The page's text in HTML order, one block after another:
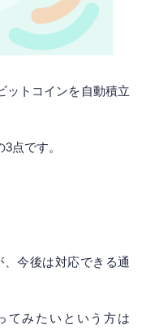
ットコインを自動積立
点です。
今後は対応できる通
てみたいという方は